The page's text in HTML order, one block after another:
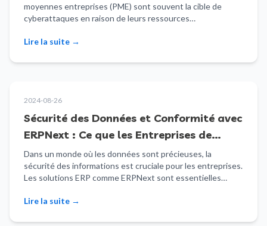
moyennes entreprises (PME) sont souvent la cible de
cyberattaques en raison de leurs ressources…
Lire la suite →
2024-08-26
Sécurité des Données et Conformité avec
ERPNext : Ce que les Entreprises de
Montréal Doivent Savoir
Dans un monde où les données sont précieuses, la
sécurité des informations est cruciale pour les entreprises.
Les solutions ERP comme ERPNext sont essentielles…
Lire la suite →